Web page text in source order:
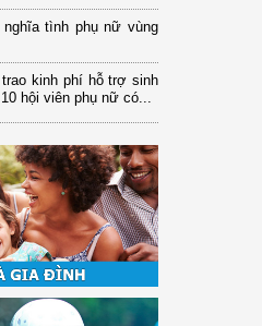
nghĩa tình phụ nữ vùng
kinh phí hỗ trợ sinh
hội viên phụ nữ có...